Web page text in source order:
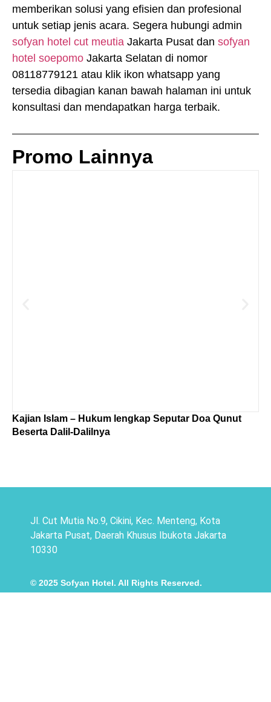
memberikan solusi yang efisien dan profesional
untuk setiap jenis acara. Segera hubungi admin
sofyan hotel cut meutia Jakarta Pusat dan sofyan
hotel soepomo Jakarta Selatan di nomor
08118779121 atau klik ikon whatsapp yang
tersedia dibagian kanan bawah halaman ini untuk
konsultasi dan mendapatkan harga terbaik.
Promo Lainnya
Kajian Islam – Hukum lengkap Seputar Doa Qunut
Beserta Dalil-Dalilnya
Jl. Cut Mutia No.9, Cikini, Kec. Menteng, Kota
Jakarta Pusat, Daerah Khusus Ibukota Jakarta
10330
© 2025 Sofyan Hotel. All Rights Reserved.